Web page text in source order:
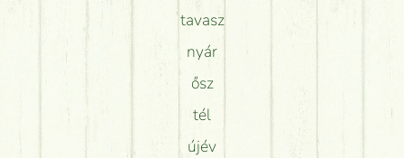
tavasz
nyár
ősz
tél
újév